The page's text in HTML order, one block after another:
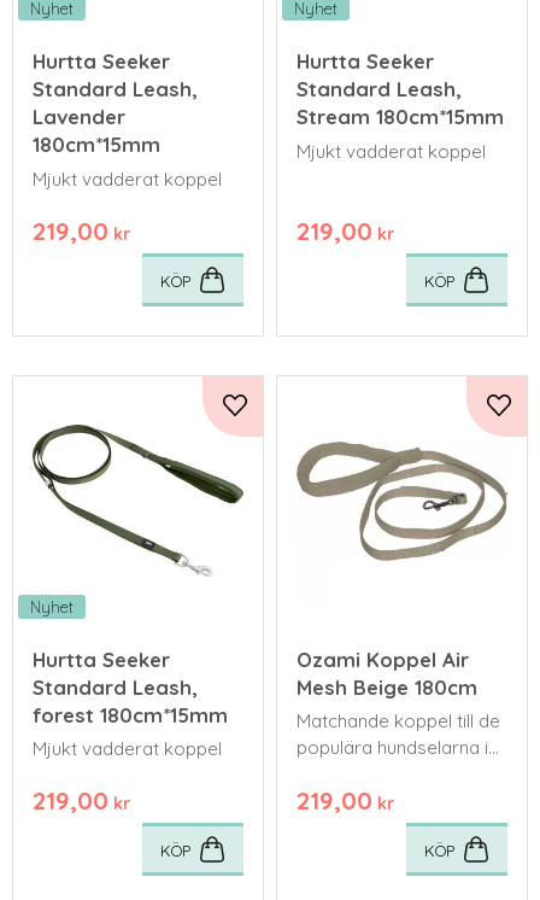
Nyhet
Hurtta Seeker
Standard Leash,
Lavender
180cm*15mm
Mjukt vadderat koppel
219,00 kr
KÖP
Nyhet
Hurtta Seeker
Standard Leash,
Stream 180cm*15mm
Mjukt vadderat koppel
219,00 kr
KÖP
Nyhet
Hurtta Seeker
Standard Leash,
forest 180cm*15mm
Mjukt vadderat koppel
219,00 kr
Lägg till i favoriter
KÖP
Ozami Koppel Air
Mesh Beige 180cm
Matchande koppel till de
populära hundselarna i
219,00 kr
KÖP